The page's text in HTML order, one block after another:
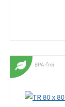
BPA-frei